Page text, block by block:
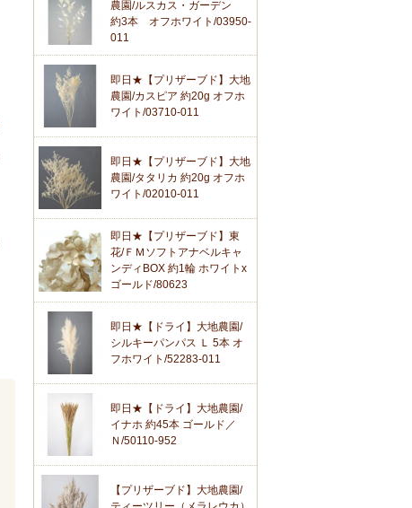
農園/ルスカス・ガーデン
約3本 オフホワイト/03950-
011
即日★【プリザーブド】大地
農園/カスピア 約20g オフホ
ワイト/03710-011
即日★【プリザーブド】大地
農園/タタリカ 約20g オフホ
ワイト/02010-011
即日★【プリザーブド】東
花/ＦＭソフトアナベルキャ
ンディBOX 約1輪 ホワイトx
ゴールド/80623
即日★【ドライ】大地農園/
シルキーパンパス Ｌ 5本 オ
フホワイト/52283-011
即日★【ドライ】大地農園/
イナホ 約45本 ゴールド／
Ｎ/50110-952
【プリザーブド】大地農園/